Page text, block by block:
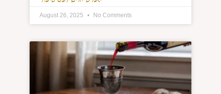
August 26, 2025 No Comments